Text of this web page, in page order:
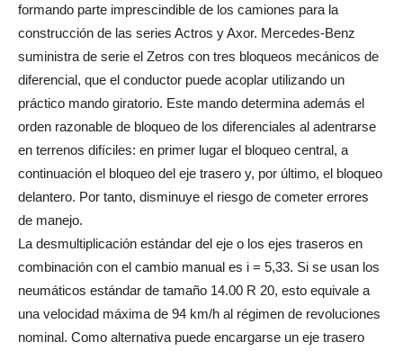
formando parte imprescindible de los camiones para la
construcción de las series Actros y Axor. Mercedes-Benz
suministra de serie el Zetros con tres bloqueos mecánicos de
diferencial, que el conductor puede acoplar utilizando un
práctico mando giratorio. Este mando determina además el
orden razonable de bloqueo de los diferenciales al adentrarse
en terrenos difíciles: en primer lugar el bloqueo central, a
continuación el bloqueo del eje trasero y, por último, el bloqueo
delantero. Por tanto, disminuye el riesgo de cometer errores
de manejo.
La desmultiplicación estándar del eje o los ejes traseros en
combinación con el cambio manual es i = 5,33. Si se usan los
neumáticos estándar de tamaño 14.00 R 20, esto equivale a
una velocidad máxima de 94 km/h al régimen de revoluciones
nominal. Como alternativa puede encargarse un eje trasero